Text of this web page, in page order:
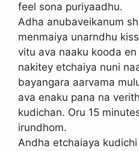
feel sona puriyaadhu.
Adha anubaveikanum
menmaiya unarndhu
vitu ava naaku kooda
nakitey etchaiya nuni
bayangara aarvama
ava enaku pana na
kudichan. Oru 15
irundhom.
Andha etchaiaya